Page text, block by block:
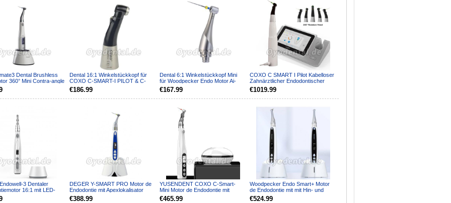
Dental Brushless
360° Mini Contra-angle
Dental 16:1 Winkelstückkopf für
COXO C-SMART-I PILOT & C-
SMART-I PRO Motor
€186.99
Dental 6:1 Winkelstückkopf Mini
für Woodpecker Endo Motor Ai-
Motor MotoPex Endod...
€167.99
COXO C SMART I Pilot Kabelloser
Zahnärztlicher Endodontischer
Motor mit Apex-Lok...
€1019.99
3 Dentaler
16:1 mit LED-
Hin- und Herbe...
DEGER Y-SMART PRO Motor de
Endodontie mit Apexlokalisator
Kabellos
€388.99
YUSENDENT COXO C-Smart-
Mini Motor de Endodontie mit
Apexlokalisator Kabellos Win...
€465.99
Woodpecker Endo Smart+ Motor
de Endodontie mit mit Hin- und
Herbewegung Schnurlo...
€524.99